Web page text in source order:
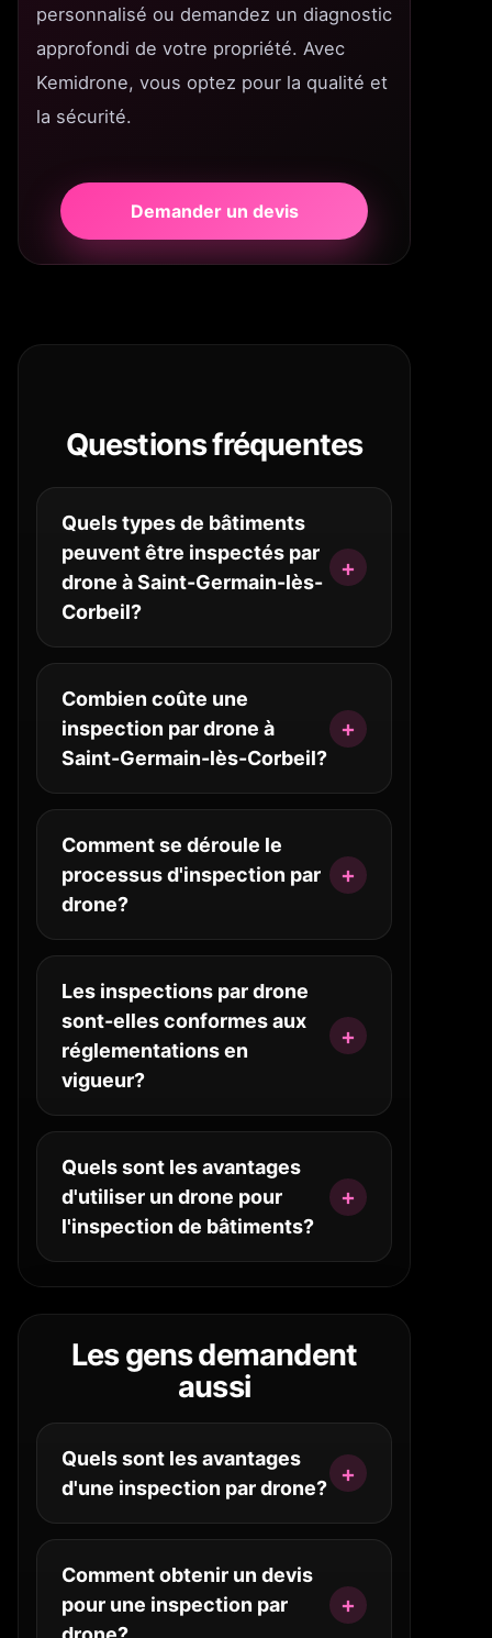
personnalisé ou demandez un diagnostic
approfondi de votre propriété. Avec
Kemidrone, vous optez pour la qualité et
la sécurité.
Demander un devis
Questions fréquentes
Quels types de bâtiments
peuvent être inspectés par
drone à Saint-Germain-lès-
Corbeil?
Combien coûte une
inspection par drone à
Saint-Germain-lès-Corbeil?
Comment se déroule le
processus d'inspection par
drone?
Les inspections par drone
sont-elles conformes aux
réglementations en
vigueur?
Quels sont les avantages
d'utiliser un drone pour
l'inspection de bâtiments?
Les gens demandent
aussi
Quels sont les avantages
d'une inspection par drone?
Comment obtenir un devis
pour une inspection par